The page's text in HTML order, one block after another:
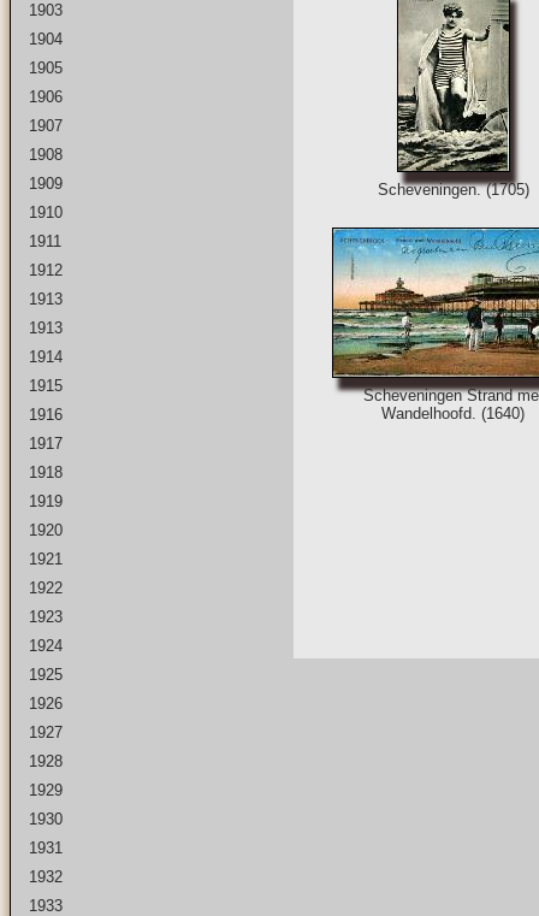
1903
1904
1905
1906
1907
1908
1909
1910
1911
1912
1913
1913
1914
1915
1916
1917
1918
1919
1920
1921
1922
1923
1924
1925
1926
1927
1928
1929
1930
1931
1932
1933
Scheveningen. (1705)
Scheveningen Strand
Wandelhoofd. (1640)